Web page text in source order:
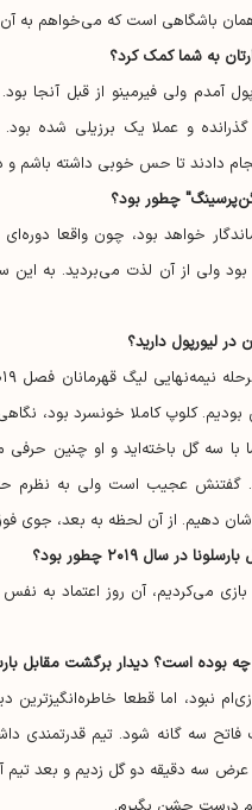
باشگاهی است که می‌خواهم به آن
به شما کمک کرد؟
آمدم ولی فیرمینو از قبل آنجا
گذرانده و عملا یک برزیلی شده
دادند تا حس خوبی داشته باشم
چطور بود؟
خواهد بود، چون واقعا
ولی از آن لذت می‌بردید. به این
در لیورپول دارید؟
بودیم. کلوپ کاملا خونسرد بود،
با سه گل باخته‌اید و او چنین
از آن لحظه به بعد، جوی
سال ۲۰۱۹ چطور بود؟
می‌کردیم، آن روز اعتماد به
بوده است؟ دیدار برگشت مقابل
نبود، اما قطعا
سه گانه شود. تیم قدرتمندی
سه دقیقه دو گل زدیم و بعد تیم